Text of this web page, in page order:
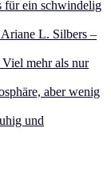
für ein schwindelig
L. Silbers –
mehr als nur
aber wenig
und